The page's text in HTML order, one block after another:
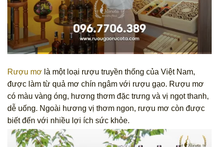
Rượu mơ là một loại rượu truyền thống của Việt Nam,
được làm từ quả mơ chín ngâm với rượu gạo. Rượu mơ
có màu vàng óng, hương thơm đặc trưng và vị ngọt thanh,
dễ uống. Ngoài hương vị thơm ngon, rượu mơ còn được
biết đến với nhiều lợi ích sức khỏe.